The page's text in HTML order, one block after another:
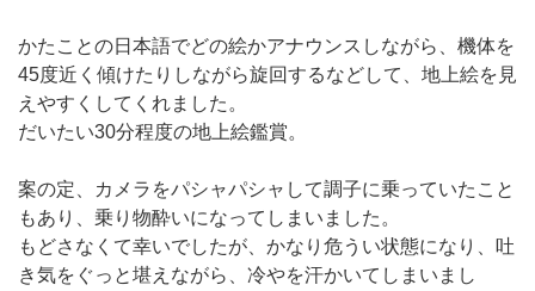
かたことの日本語でどの絵かアナウンスしながら、機体を
45度近く傾けたりしながら旋回するなどして、地上絵を見
えやすくしてくれました。
だいたい30分程度の地上絵鑑賞。
案の定、カメラをパシャパシャして調子に乗っていたこと
もあり、乗り物酔いになってしまいました。
もどさなくて幸いでしたが、かなり危うい状態になり、吐
き気をぐっと堪えながら、冷やを汗かいてしまいまし